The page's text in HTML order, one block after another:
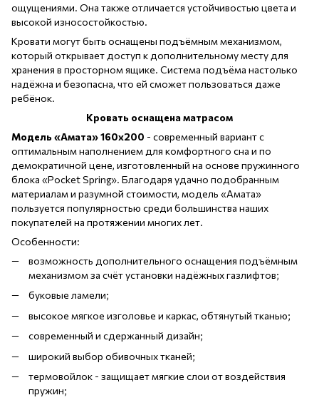
ощущениями. Она также отличается устойчивостью цвета и
высокой износостойкостью.
Кровати могут быть оснащены подъёмным механизмом,
который открывает доступ к дополнительному месту для
хранения в просторном ящике. Система подъёма настолько
надёжна и безопасна, что ей сможет пользоваться даже
ребёнок.
Кровать оснащена матрасом
Модель «Амата» 160х200 - современный вариант с
оптимальным наполнением для комфортного сна и по
демократичной цене, изготовленный на основе пружинного
блока «Pocket Spring». Благодаря удачно подобранным
материалам и разумной стоимости, модель «Амата»
пользуется популярностью среди большинства наших
покупателей на протяжении многих лет.
Особенности:
возможность дополнительного оснащения подъёмным
механизмом за счёт установки надёжных газлифтов;
буковые ламели;
высокое мягкое изголовье и каркас, обтянутый тканью;
современный и сдержанный дизайн;
широкий выбор обивочных тканей;
термовойлок - защищает мягкие слои от воздействия
пружин;